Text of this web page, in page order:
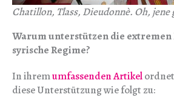
Chatillon, Tlass, Dieudonnè. Oh, jene
Warum unterstützen die extremen
syrische Regime?
In ihremumfassenden Artikel
diese Unterstützung wie folgt zu: